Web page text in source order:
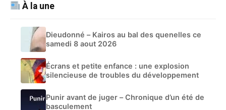
À la une
Dieudonné – Kairos au bal des quenelles ce
samedi 8 aout 2026
Écrans et petite enfance : une explosion
silencieuse de troubles du développement
Punir avant de juger – Chronique d’un été de
basculement